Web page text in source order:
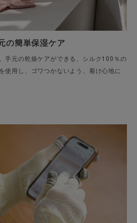
の簡単保湿ケア
手元の乾燥ケアができる、シルク100％の
使用し、ゴワつかないよう、着け心地に